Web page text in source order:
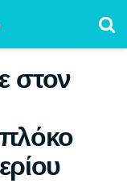
στον